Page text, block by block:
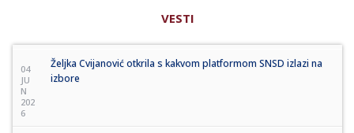
VESTI
04
JU
N
202
6
Željka Cvijanović otkrila s kakvom platformom SNSD izlazi na
izbore